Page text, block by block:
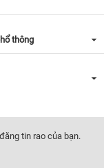
thông
tin rao của bạn.